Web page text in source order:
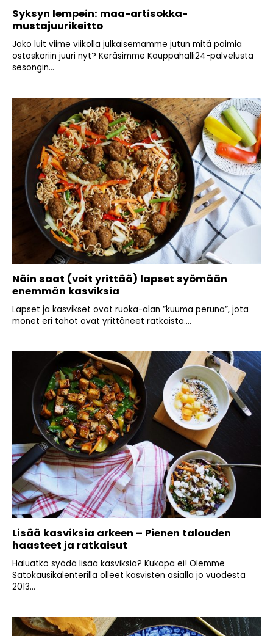
Syksyn lempein: maa-artisokka-
mustajuurikeitto
Joko luit viime viikolla julkaisemamme jutun mitä poimia
ostoskoriin juuri nyt? Keräsimme Kauppahalli24-palvelusta
sesongin...
Näin saat (voit yrittää) lapset syömään
enemmän kasviksia
Lapset ja kasvikset ovat ruoka-alan ”kuuma peruna”, jota
monet eri tahot ovat yrittäneet ratkaista....
Lisää kasviksia arkeen – Pienen talouden
haasteet ja ratkaisut
Haluatko syödä lisää kasviksia? Kukapa ei! Olemme
Satokausikalenterilla olleet kasvisten asialla jo vuodesta
2013...